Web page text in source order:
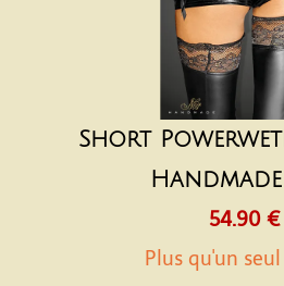
Short
Handmade
54.90 €
Plus qu'un